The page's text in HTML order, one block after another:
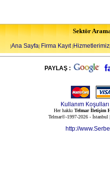
Sektör
|Ana Sayfa| Firma Kayıt|Hizmetlerimiz|
PAYLAŞ :
Kullanım Koşulları
Her hakkı Telmar İletişim
Telmar©-1997-2026 -
http://